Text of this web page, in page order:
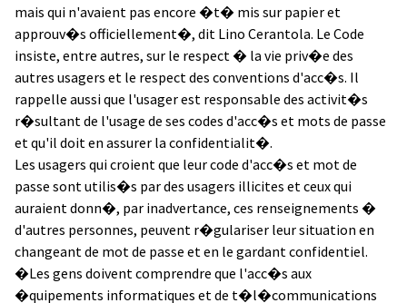
mais qui n'avaient pas encore �t� mis sur papier et
approuv�s officiellement�, dit Lino Cerantola. Le Code
insiste, entre autres, sur le respect � la vie priv�e des
autres usagers et le respect des conventions d'acc�s. Il
rappelle aussi que l'usager est responsable des activit�s
r�sultant de l'usage de ses codes d'acc�s et mots de passe
et qu'il doit en assurer la confidentialit�.
Les usagers qui croient que leur code d'acc�s et mot de
passe sont utilis�s par des usagers illicites et ceux qui
auraient donn�, par inadvertance, ces renseignements �
d'autres personnes, peuvent r�gulariser leur situation en
changeant de mot de passe et en le gardant confidentiel.
�Les gens doivent comprendre que l'acc�s aux
�quipements informatiques et de t�l�communications